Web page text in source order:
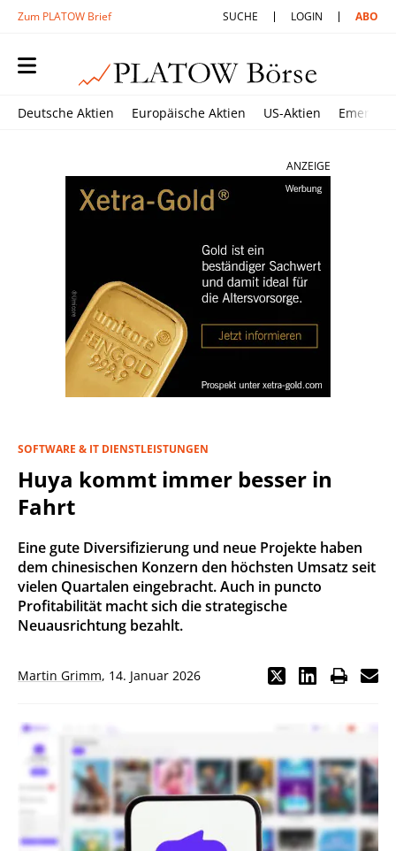
Zum PLATOW Brief SUCHE LOGIN ABO
Deutsche Aktien Europäische Aktien US-Aktien
ANZEIGE
SOFTWARE & IT DIENSTLEISTUNGEN
Huya kommt immer besser in
Fahrt
Eine gute Diversifizierung und neue Projekte haben
dem chinesischen Konzern den höchsten Umsatz seit
vielen Quartalen eingebracht. Auch in puncto
Profitabilität macht sich die strategische
Neuausrichtung bezahlt.
Martin Grimm, 14. Januar 2026